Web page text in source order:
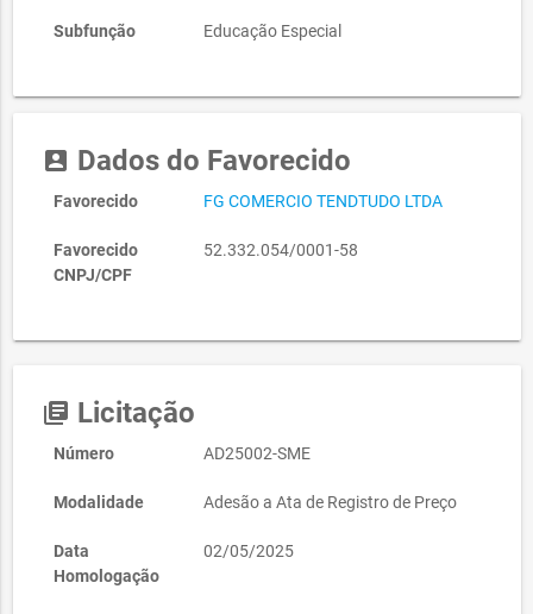
Subfunção Educação Especial
account_box Dados do Favorecido
Favorecido FG COMERCIO TENDTUDO LTDA
Favorecido
CNPJ/CPF
52.332.054/0001-58
library_books Licitação
Número AD25002-SME
Modalidade Adesão a Ata de Registro de Preço
Data
Homologação
02/05/2025